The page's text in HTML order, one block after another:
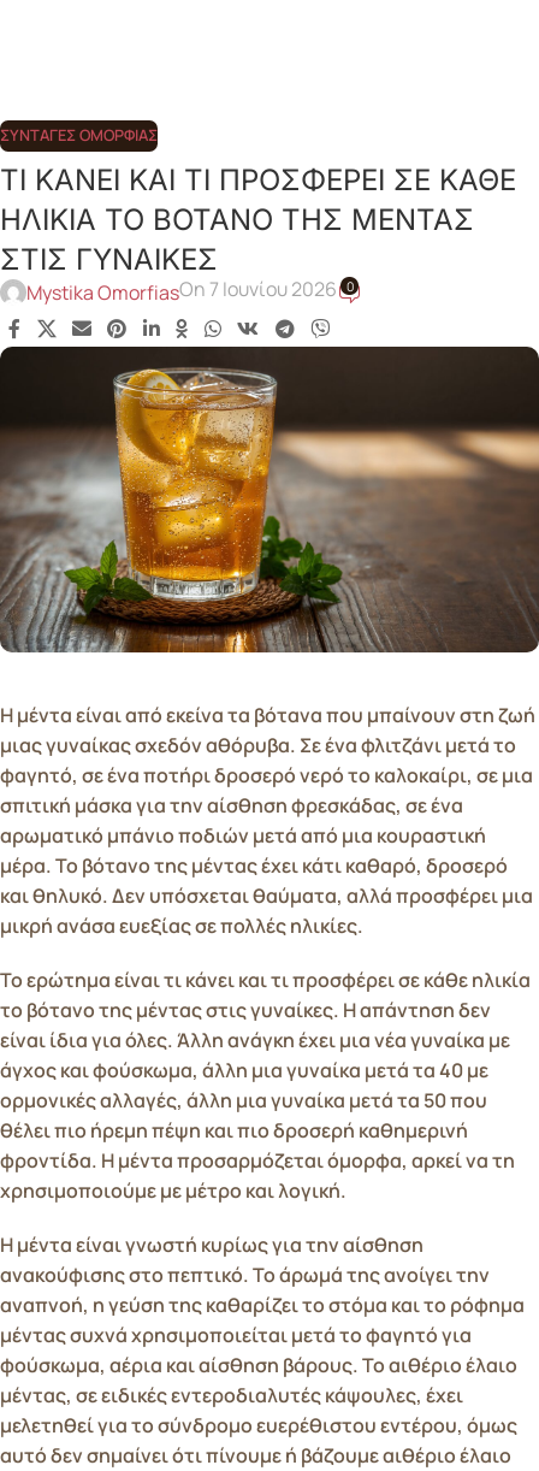
ΣΥΝΤΑΓΈΣ ΟΜΟΡΦΙΆΣ
ΤΙ ΚΑΝΕΙ ΚΑΙ ΤΙ ΠΡΟΣΦΕΡΕΙ ΣΕ ΚΑΘΕ
ΗΛΙΚΙΑ ΤΟ ΒΟΤΑΝΟ ΤΗΣ ΜΕΝΤΑΣ
ΣΤΙΣ ΓΥΝΑΙΚΕΣ
Mystika OmorfiasOn 7 Ιουνίου 2026 0
Η μέντα είναι από εκείνα τα βότανα που μπαίνουν στη ζωή
μιας γυναίκας σχεδόν αθόρυβα. Σε ένα φλιτζάνι μετά το
φαγητό, σε ένα ποτήρι δροσερό νερό το καλοκαίρι, σε μια
σπιτική μάσκα για την αίσθηση φρεσκάδας, σε ένα
αρωματικό μπάνιο ποδιών μετά από μια κουραστική
μέρα. Το βότανο της μέντας έχει κάτι καθαρό, δροσερό
και θηλυκό. Δεν υπόσχεται θαύματα, αλλά προσφέρει μια
μικρή ανάσα ευεξίας σε πολλές ηλικίες.
Το ερώτημα είναι τι κάνει και τι προσφέρει σε κάθε ηλικία
το βότανο της μέντας στις γυναίκες. Η απάντηση δεν
είναι ίδια για όλες. Άλλη ανάγκη έχει μια νέα γυναίκα με
άγχος και φούσκωμα, άλλη μια γυναίκα μετά τα 40 με
ορμονικές αλλαγές, άλλη μια γυναίκα μετά τα 50 που
θέλει πιο ήρεμη πέψη και πιο δροσερή καθημερινή
φροντίδα. Η μέντα προσαρμόζεται όμορφα, αρκεί να τη
χρησιμοποιούμε με μέτρο και λογική.
Η μέντα είναι γνωστή κυρίως για την αίσθηση
ανακούφισης στο πεπτικό. Το άρωμά της ανοίγει την
αναπνοή, η γεύση της καθαρίζει το στόμα και το ρόφημα
μέντας συχνά χρησιμοποιείται μετά το φαγητό για
φούσκωμα, αέρια και αίσθηση βάρους. Το αιθέριο έλαιο
μέντας, σε ειδικές εντεροδιαλυτές κάψουλες, έχει
μελετηθεί για το σύνδρομο ευερέθιστου εντέρου, όμως
αυτό δεν σημαίνει ότι πίνουμε ή βάζουμε αιθέριο έλαιο